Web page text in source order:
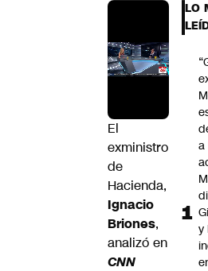
El
exministro
de
Hacienda,
Ignacio
Briones,
analizó en
CNN
LO
a
di
y